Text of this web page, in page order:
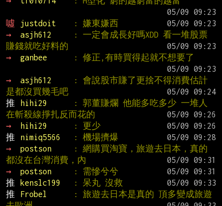
噓
justdoit : 嫌東嫌西
→
asjh612
: 一定會成長好嗎XDD 看一堆股票
賺錢就吃好料的
→
ganbee
: 修正,有時買得起就不想要了
→
asjh612
: 會說股市賺了更捨不得消費估計
是都沒買幾毛吧
推
hihi29
: 郭董賺爛 他能多吃多少 一堆人
在斬殺線掙扎反而花的
→
hihi29 : 更少
推
nimiq5566 : 機場擠爆
→
postson
: 網購買淘寶，旅遊去日本，真的
都沒在台灣消費，內
→
postson : 需慘兮兮
推
kenslc199 : 呆丸 沒救
推
Frobel
: 旅遊去日本是真的 頂多變成旅遊